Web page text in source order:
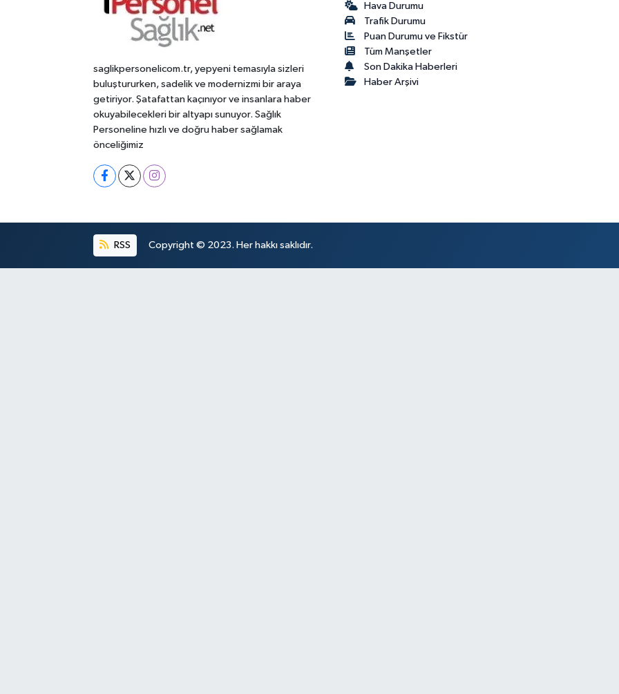
saglikpersonelicom.tr, yepyeni temasıyla sizleri
buluştururken, sadelik ve modernizmi bir araya
getiriyor. Şatafattan kaçınıyor ve insanlara haber
okuyabilecekleri bir altyapı sunuyor. Sağlık
Personeline hızlı ve doğru haber sağlamak
önceliğimiz
Hava Durumu
Trafik Durumu
Puan Durumu ve Fikstür
Tüm Manşetler
Son Dakika Haberleri
Haber Arşivi
RSS Copyright © 2023. Her hakkı saklıdır.